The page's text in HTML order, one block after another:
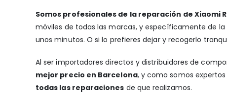
Somos profesionales de la reparación de Xiaomi
móviles de todas las marcas, y específicamente de
unos minutos. O si lo prefieres dejar y recogerlo
Al ser importadores directos y distribuidores de
mejor precio en Barcelona, y como somos
todas las reparaciones de que realizamos.